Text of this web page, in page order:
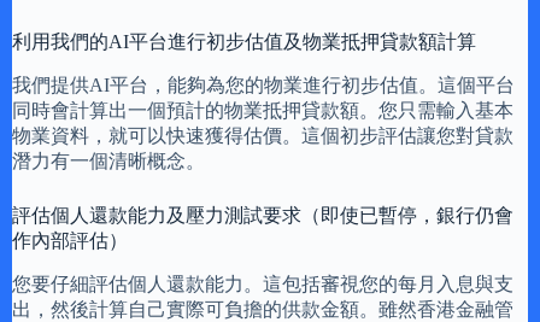
利用我們的AI平台進行初步估值及物業抵押貸款額計算
我們提供AI平台，能夠為您的物業進行初步估值。這個平台
同時會計算出一個預計的物業抵押貸款額。您只需輸入基本
物業資料，就可以快速獲得估價。這個初步評估讓您對貸款
潛力有一個清晰概念。
評估個人還款能力及壓力測試要求（即使已暫停，銀行仍會
作內部評估）
您要仔細評估個人還款能力。這包括審視您的每月入息與支
出，然後計算自己實際可負擔的供款金額。雖然香港金融管